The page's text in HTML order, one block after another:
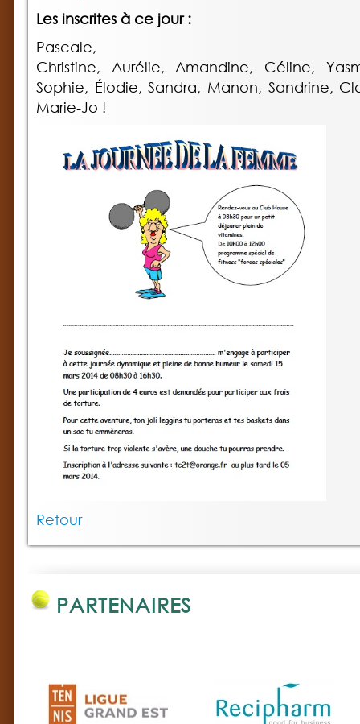
Les inscrites à ce jour :
Pascale,
Christine, Aurélie, Amandine, Céline,
Sophie, Élodie, Sandra, Manon, Sandrine,
Marie-Jo !
Retour
PARTENAIRES